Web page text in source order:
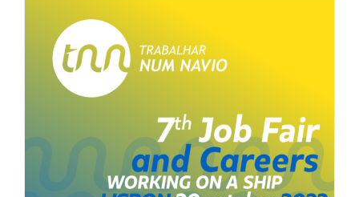
7ª Feira de Emprego &
Carreiras Trabalhar num